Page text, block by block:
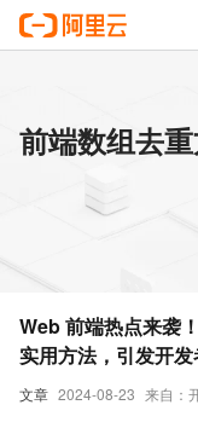
前端数组去
文章 2024-08-23 来自：
Web 前端热点来袭
实用方法，引发开发